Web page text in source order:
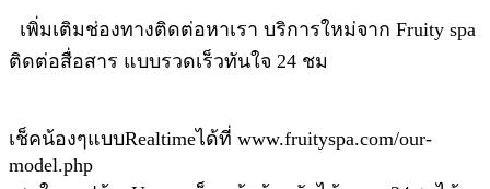
เพิ่มเติมช่องทางติดต่อหาเรา บริการใหม่จาก Fruity spa
ติดต่อสื่อสาร แบบรวดเร็วทันใจ 24 ชม
เช็คน้องๆแบบRealtimeได้ที่ www.fruityspa.com/our-
model.php